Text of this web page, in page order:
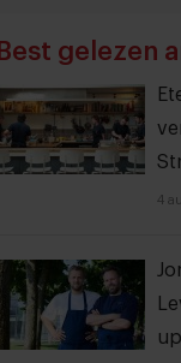
Best gelezen
4